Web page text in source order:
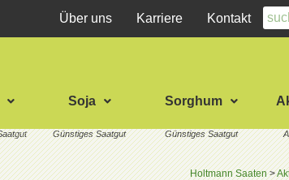
Über uns Karriere Kontakt
Soja Sorghum
Holtmann Saaten>